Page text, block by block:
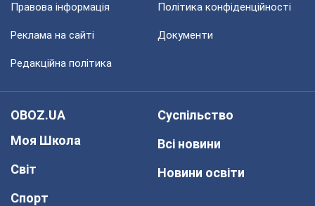
Правова інформація Політика конфіденційності
Реклама на сайті Документи
Редакційна політика
OBOZ.UA
Моя Школа
Світ
Спорт
Суспільство
Всі новини
Новини освіти